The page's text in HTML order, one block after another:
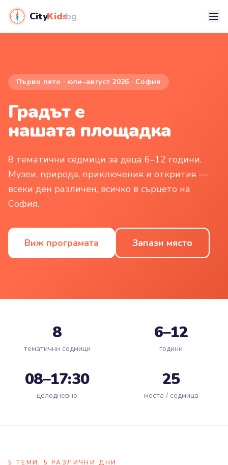
CityKids.bg
Първо лято · юли–август 2026 · София
Градът е
нашата площадка
8 тематични седмици за деца 6–12 години.
Музеи, природа, приключения и открития —
всеки ден различен, всичко в сърцето на
София.
Виж програмата Запази място
8
тематични седмици
6–12
години
08–17:30
целодневно
25
места / седмица
5 ТЕМИ, 5 РАЗЛИЧНИ ДНИ